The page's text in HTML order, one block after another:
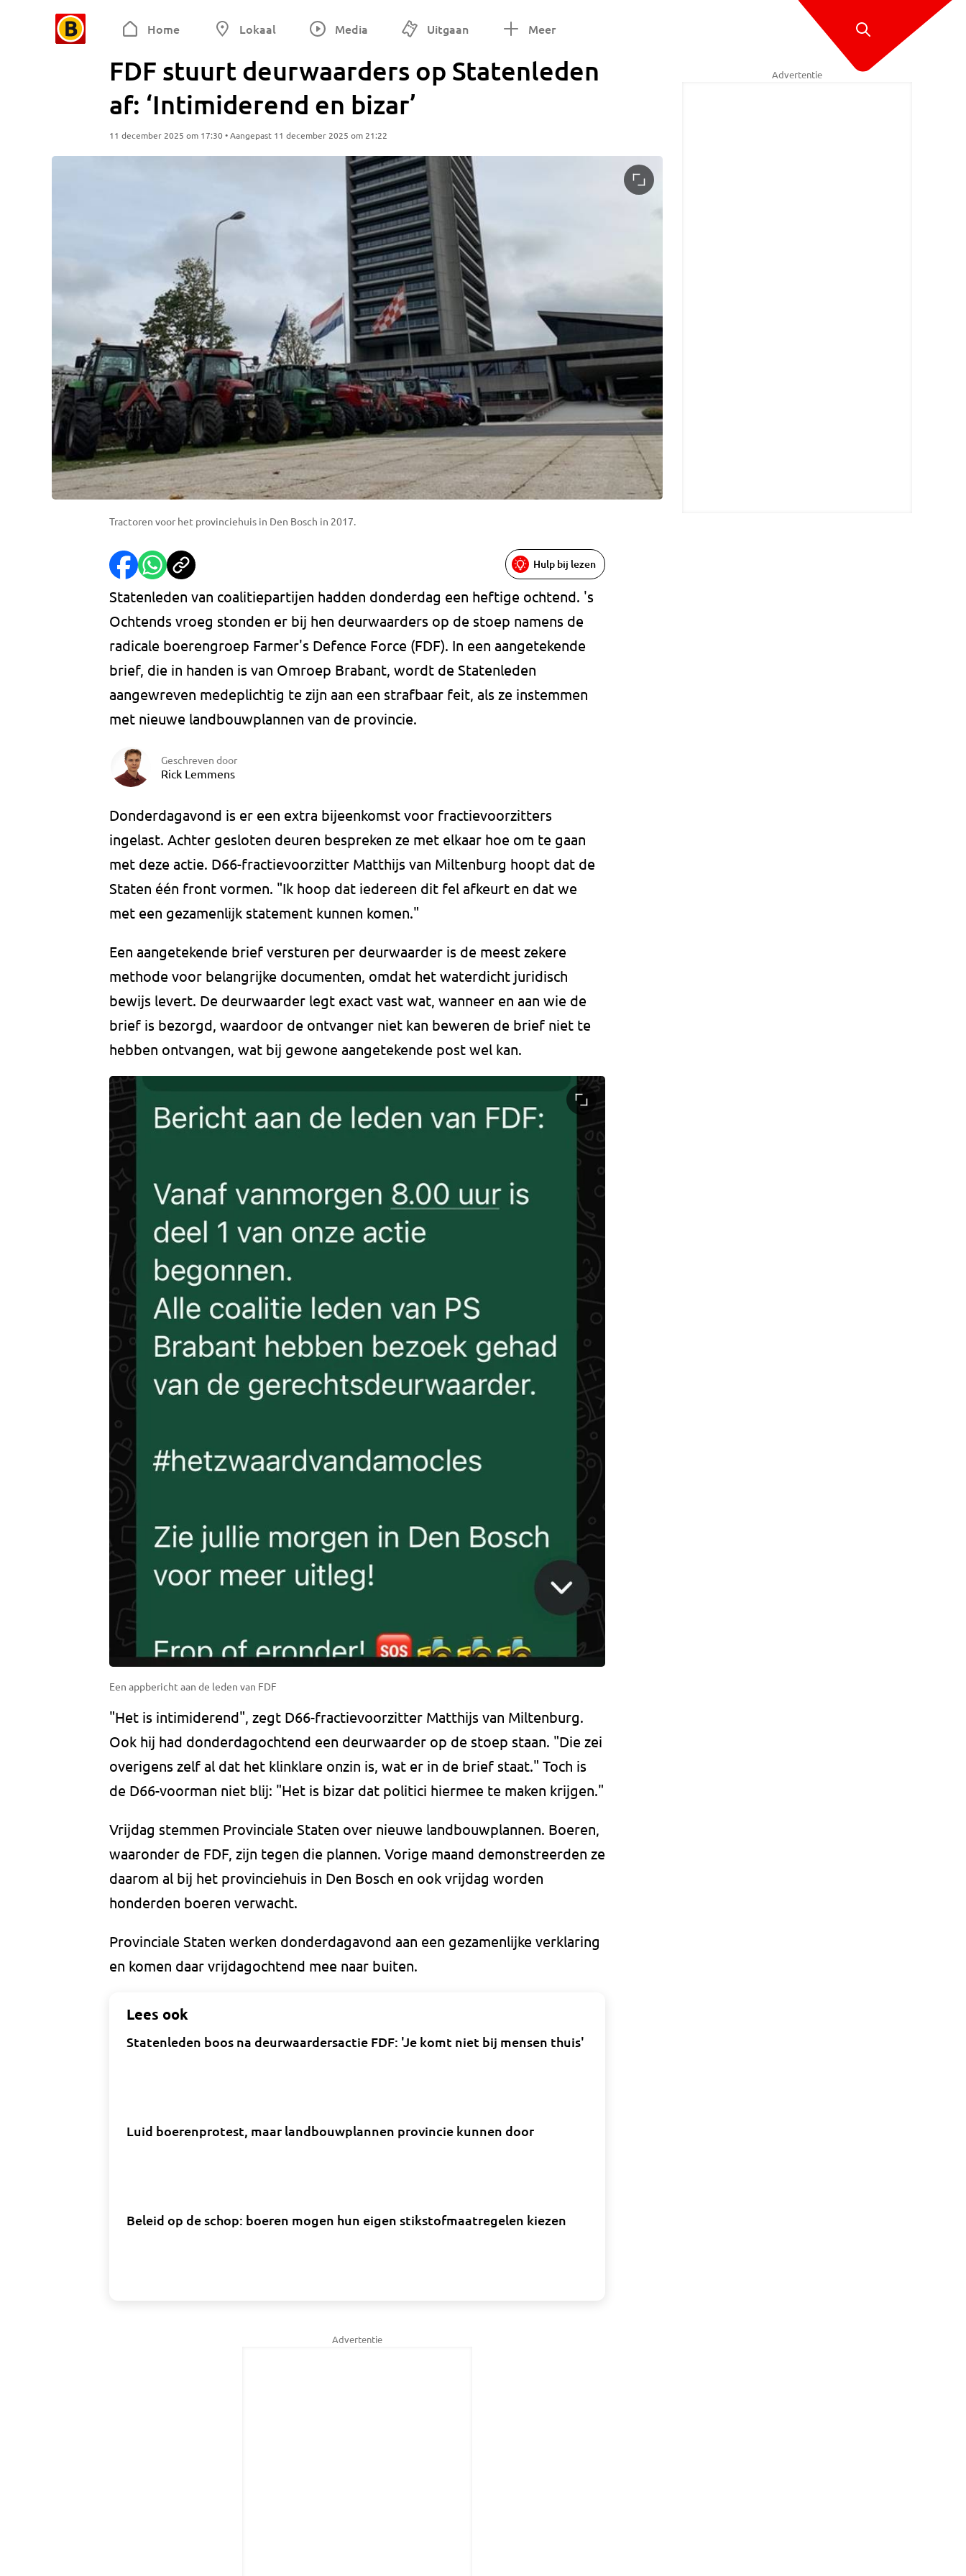
Home Lokaal Media Uitgaan Meer
FDF stuurt deurwaarders op Statenleden
af: ‘Intimiderend en bizar’
11 december 2025 om 17:30 • Aangepast 11 december 2025 om 21:22
Tractoren voor het provinciehuis in Den Bosch in 2017.
Hulp bij lezen
Statenleden van coalitiepartijen hadden donderdag een heftige ochtend. 's
Ochtends vroeg stonden er bij hen deurwaarders op de stoep namens de
radicale boerengroep Farmer's Defence Force (FDF). In een aangetekende
brief, die in handen is van Omroep Brabant, wordt de Statenleden
aangewreven medeplichtig te zijn aan een strafbaar feit, als ze instemmen
met nieuwe landbouwplannen van de provincie.
Geschreven door
Rick Lemmens
Donderdagavond is er een extra bijeenkomst voor fractievoorzitters
ingelast. Achter gesloten deuren bespreken ze met elkaar hoe om te gaan
met deze actie. D66-fractievoorzitter Matthijs van Miltenburg hoopt dat de
Staten één front vormen. "Ik hoop dat iedereen dit fel afkeurt en dat we
met een gezamenlijk statement kunnen komen."
Een aangetekende brief versturen per deurwaarder is de meest zekere
methode voor belangrijke documenten, omdat het waterdicht juridisch
bewijs levert. De deurwaarder legt exact vast wat, wanneer en aan wie de
brief is bezorgd, waardoor de ontvanger niet kan beweren de brief niet te
hebben ontvangen, wat bij gewone aangetekende post wel kan.
Een appbericht aan de leden van FDF
"Het is intimiderend", zegt D66-fractievoorzitter Matthijs van Miltenburg.
Ook hij had donderdagochtend een deurwaarder op de stoep staan. "Die zei
overigens zelf al dat het klinklare onzin is, wat er in de brief staat." Toch is
de D66-voorman niet blij: "Het is bizar dat politici hiermee te maken krijgen."
Vrijdag stemmen Provinciale Staten over nieuwe landbouwplannen. Boeren,
waaronder de FDF, zijn tegen die plannen. Vorige maand demonstreerden ze
daarom al bij het provinciehuis in Den Bosch en ook vrijdag worden
honderden boeren verwacht.
Provinciale Staten werken donderdagavond aan een gezamenlijke verklaring
en komen daar vrijdagochtend mee naar buiten.
Lees ook
Statenleden boos na deurwaardersactie FDF: 'Je komt niet bij mensen thuis'
Luid boerenprotest, maar landbouwplannen provincie kunnen door
Beleid op de schop: boeren mogen hun eigen stikstofmaatregelen kiezen
Advertentie
Advertentie